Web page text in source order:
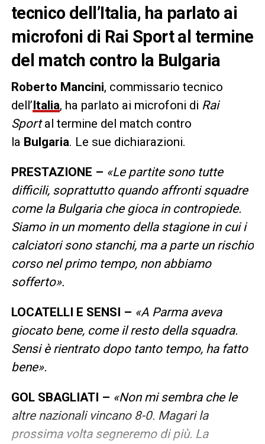
tecnico dell’Italia, ha parlato ai
microfoni di Rai Sport al termine
del match contro la Bulgaria
Roberto Mancini, commissario tecnico
dell’Italia, ha parlato ai microfoni di Rai
Sportal termine del match contro
la Bulgaria. Le sue dichiarazioni.
PRESTAZIONE – «Le partite sono tutte
difficili, soprattutto quando affronti squadre
come la Bulgaria che gioca in contropiede.
Siamo in un momento della stagione in cui i
calciatori sono stanchi, ma a parte un rischio
corso nel primo tempo, non abbiamo
sofferto».
LOCATELLI E SENSI – «A Parma aveva
giocato bene, come il resto della squadra.
Sensi è rientrato dopo tanto tempo, ha fatto
bene».
GOL SBAGLIATI – «Non mi sembra che le
altre nazionali vincano 8-0. Magari la
prossima volta segneremo di più. La